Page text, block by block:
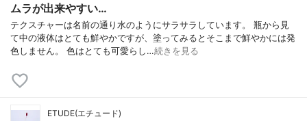
ムラが出来やすい…
テクスチャーは名前の通り水のようにサラサラしています。 瓶から見
て中の液体はとても鮮やかですが、塗ってみるとそこまで鮮やかには発
色しません。 色はとても可愛らし…続きを見る
ETUDE(エチュード)